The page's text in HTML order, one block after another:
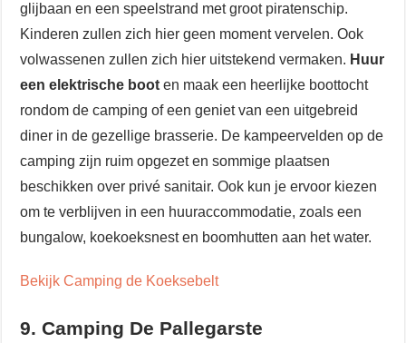
glijbaan en een speelstrand met groot piratenschip.
Kinderen zullen zich hier geen moment vervelen. Ook
volwassenen zullen zich hier uitstekend vermaken. Huur
een elektrische booten maak een heerlijke boottocht
rondom de camping of een geniet van een uitgebreid
diner in de gezellige brasserie. De kampeervelden op de
camping zijn ruim opgezet en sommige plaatsen
beschikken over privé sanitair. Ook kun je ervoor kiezen
om te verblijven in een huuraccommodatie, zoals een
bungalow, koekoeksnest en boomhutten aan het water.
Bekijk Camping de Koeksebelt
9. Camping De Pallegarste